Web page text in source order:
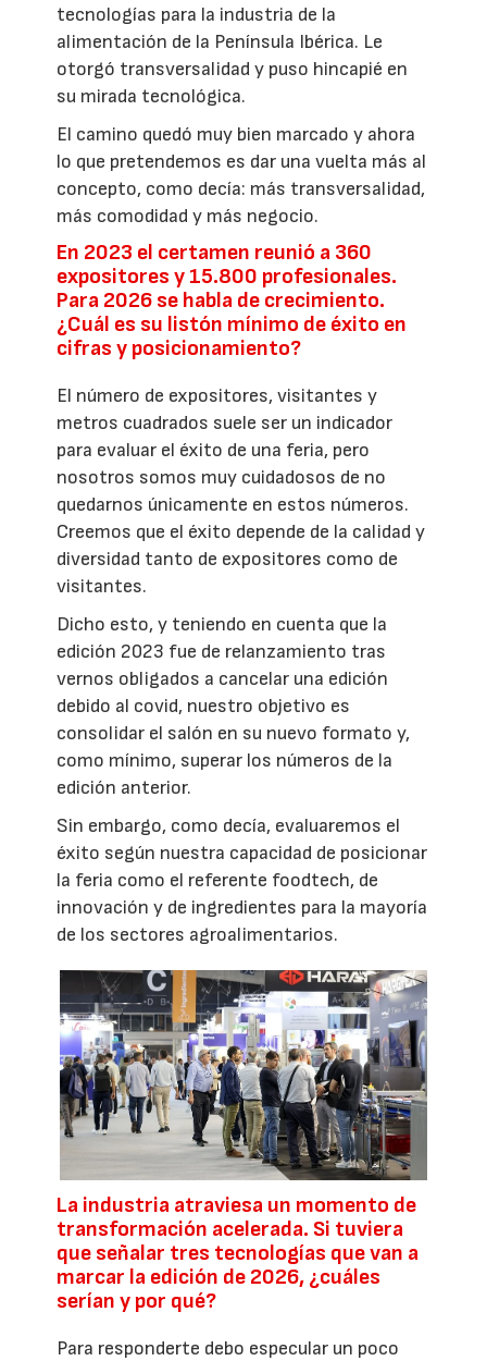
tecnologías para la industria de la
alimentación de la Península Ibérica. Le
otorgó transversalidad y puso hincapié en
su mirada tecnológica.
El camino quedó muy bien marcado y ahora
lo que pretendemos es dar una vuelta más al
concepto, como decía: más transversalidad,
más comodidad y más negocio.
En 2023 el certamen reunió a 360
expositores y 15.800 profesionales.
Para 2026 se habla de crecimiento.
¿Cuál es su listón mínimo de éxito en
cifras y posicionamiento?
El número de expositores, visitantes y
metros cuadrados suele ser un indicador
para evaluar el éxito de una feria, pero
nosotros somos muy cuidadosos de no
quedarnos únicamente en estos números.
Creemos que el éxito depende de la calidad y
diversidad tanto de expositores como de
visitantes.
Dicho esto, y teniendo en cuenta que la
edición 2023 fue de relanzamiento tras
vernos obligados a cancelar una edición
debido al covid, nuestro objetivo es
consolidar el salón en su nuevo formato y,
como mínimo, superar los números de la
edición anterior.
Sin embargo, como decía, evaluaremos el
éxito según nuestra capacidad de posicionar
la feria como el referente foodtech, de
innovación y de ingredientes para la mayoría
de los sectores agroalimentarios.
La industria atraviesa un momento de
transformación acelerada. Si tuviera
que señalar tres tecnologías que van a
marcar la edición de 2026, ¿cuáles
serían y por qué?
Para responderte debo especular un poco